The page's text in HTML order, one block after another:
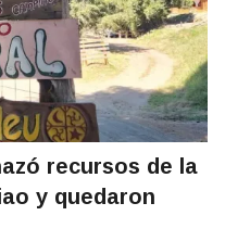
recursos de la
y quedaron